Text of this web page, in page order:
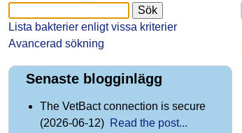
Lista bakterier enligt vissa kriterier
Avancerad sökning
Senaste blogginlägg
The VetBact connection is secure
(2026-06-12) Read the post...